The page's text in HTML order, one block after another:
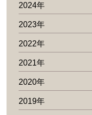
2024年
2023年
2022年
2021年
2020年
2019年